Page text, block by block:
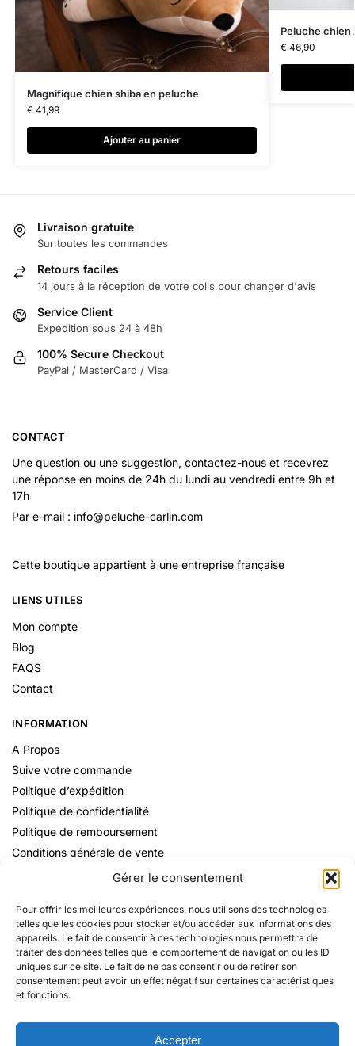
Gérer le consentement
Pour offrir les meilleures expériences, nous utilisons des technologies
telles que les cookies pour stocker et/ou accéder aux informations des
appareils. Le fait de consentir à ces technologies nous permettra de
traiter des données telles que le comportement de navigation ou les ID
uniques sur ce site. Le fait de ne pas consentir ou de retirer son
consentement peut avoir un effet négatif sur certaines caractéristiques
et fonctions.
Accepter
Magnifique chien shiba en peluche
€41,99
Ajouter au panier
Peluche chien
€46,90
Livraison gratuite
Sur toutes les commandes
Retours faciles
14 jours à la réception de votre colis pour changer d'avis
Service Client
Expédition sous 24 à 48h
100% Secure Checkout
PayPal / MasterCard / Visa
CONTACT
Une question ou une suggestion, contactez-nous et recevrez
une réponse en moins de 24h du lundi au vendredi entre 9h et
17h
Par e-mail : info@peluche-carlin.com
Cette boutique appartient à une entreprise française
LIENS UTILES
Mon compte
Blog
FAQS
Contact
INFORMATION
A Propos
Suive votre commande
Politique d’expédition
Politique de confidentialité
Politique de remboursement
Conditions générale de vente